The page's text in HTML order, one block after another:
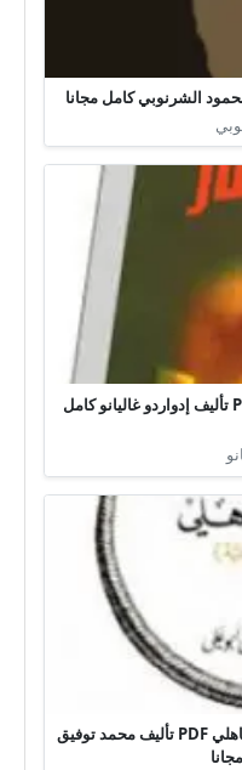
تحميل كتاب ذاكرة النار قرن الريح PDF تأليف إدواردو غاليانو كامل
تحميل كتاب الأمثال العربية والعصر الجاهلي PDF تأليف محمد توفيق